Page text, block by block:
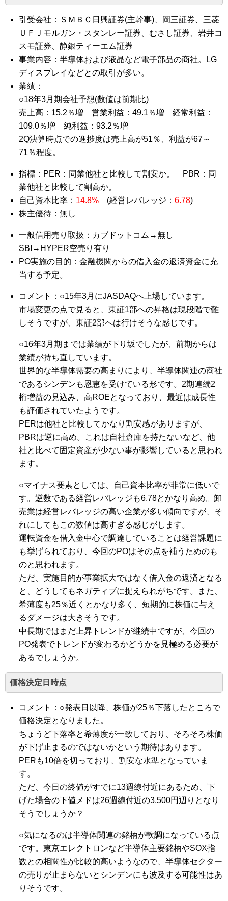
引受会社：ＳＭＢＣ日興証券(主幹事)、岡三証券、三菱
ＵＦＪモルガン・スタンレー証券、むさし証券、岩井コ
スモ証券、静銀ティーエム証券
事業内容：半導体および液晶など電子部品の商社。LG
ディスプレイなどとの取引が多い。
業績：
○18年3月期会社予想(数値は前期比)
売上高：15.2％増 営業利益：49.1％増 経常利益：
109.0％増 純利益：93.2％増
2Q決算時点での進捗度は売上高が51％、利益が67～
71％程度。
指標：PER：同業他社と比較して割安か。 PBR：同
業他社と比較して割高か。
自己資本比率： 14.8% (経営レバレッジ：6.78)
株主優待：無し
一般信用売り取扱：カブドットコム→無し
SBI→HYPER空売り有り
PO実施の目的：金融機関からの借入金の返済資金に充
当する予定。
コメント：○15年3月にJASDAQへ上場しています。
市場変更の点で見ると、東証1部への昇格は現段階で難
しそうですが、東証2部へは行けそうな感じです。
○16年3月期までは業績が下り坂でしたが、前期からは
業績が持ち直しています。
世界的な半導体需要の高まりにより、半導体関連の商社
であるシンデンも恩恵を受けている形です。2期連続2
桁増益の見込み、高ROEとなっており、最近は成長性
も評価されていたようです。
PERは他社と比較してかなり割安感がありますが、
PBRは逆に高め。これは自社倉庫を持たないなど、他
社と比べて固定資産が少ない事が影響していると思われ
ます。
○マイナス要素としては、自己資本比率が非常に低いで
す。逆数である経営レバレッジも6.78とかなり高め。卸
売業は経営レバレッジの高い企業が多い傾向ですが、そ
れにしてもこの数値は高すぎる感じがします。
運転資金を借入金中心で調達していることは経営課題に
も挙げられており、今回のPOはその点を補うためのも
のと思われます。
ただ、実施目的が事業拡大ではなく借入金の返済となる
と、どうしてもネガティブに捉えられがちです。また、
希薄度も25％近くとかなり多く、短期的に株価に与え
るダメージは大きそうです。
中長期ではまだ上昇トレンドが継続中ですが、今回の
PO発表でトレンドが変わるかどうかを見極める必要が
あるでしょうか。
価格決定日時点
コメント：○発表日以降、株価が25％下落したところで
価格決定となりました。
ちょうど下落率と希薄度が一致しており、そろそろ株価
が下げ止まるのではないかという期待はあります。
PERも10倍を切っており、割安な水準となっていま
す。
ただ、今日の終値がすでに13週線付近にあるため、下
げた場合の下値メドは26週線付近の3,500円辺りとなり
そうでしょうか？
○気になるのは半導体関連の銘柄が軟調になっている点
です。東京エレクトロンなど半導体主要銘柄やSOX指
数との相関性が比較的高いようなので、半導体セクター
の売りが止まらないとシンデンにも波及する可能性はあ
りそうです。